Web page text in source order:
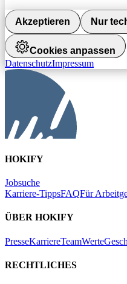
Akzeptieren Nur
Cookies anpassen
DatenschutzImpressum
HOKIFY
Jobsuche
Karriere-TippsFAQFür
ÜBER HOKIFY
PresseKarriereTeamWerte
RECHTLICHES